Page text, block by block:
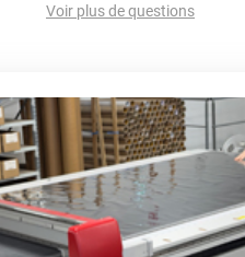
en cliquant ici
par le toit.)
3.
conseillers
à tout moment
cher
?Voir plus de questions